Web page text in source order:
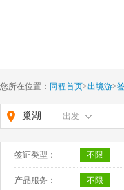
您所在位置： 同程首页>出境游>
巢湖 出发
签证类型： 不限
产品服务： 不限